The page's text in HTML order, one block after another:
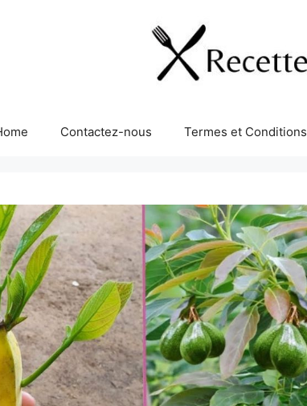
Contactez-nous Termes et Conditions